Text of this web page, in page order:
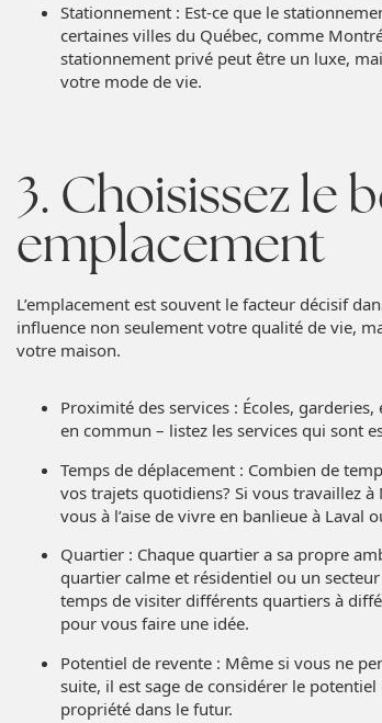
Stationnement : Est-ce que le
certaines villes du Québec, comme
stationnement privé peut être un luxe,
votre mode de vie.
3. Choisissez le
emplacement
L’emplacement est souvent le facteur décisif
influence non seulement votre qualité de vie,
votre maison.
Proximité des services : Écoles,
en commun – listez les services qui sont
Temps de déplacement : Combien de
vos trajets quotidiens? Si vous travaillez
vous à l’aise de vivre en banlieue à Laval
Quartier : Chaque quartier a sa propre
quartier calme et résidentiel ou un
temps de visiter différents quartiers à
pour vous faire une idée.
Potentiel de revente : Même si vous ne
suite, il est sage de considérer le
propriété dans le futur.